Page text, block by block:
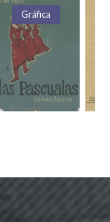
Gráfica